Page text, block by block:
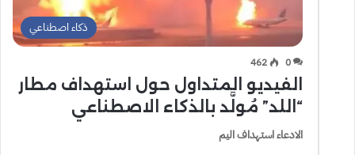
ذكاء اصطناعي
0
462
الفيديو المتداول حول استهداف مطار
“اللد” مُولَّد بالذكاء الاصطناعي
الادعاء استهداف اليم